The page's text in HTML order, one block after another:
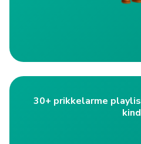
30+ prikkelarme
kind